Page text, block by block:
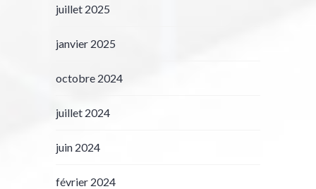
juillet 2025
janvier 2025
octobre 2024
juillet 2024
juin 2024
février 2024